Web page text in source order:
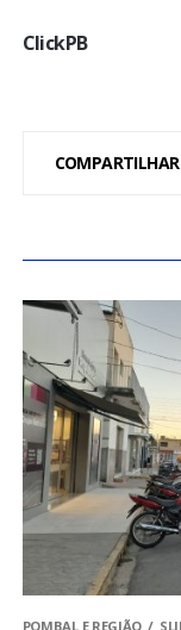
ClickPB
COMPARTILHAR
POMBAL E REGIÃO